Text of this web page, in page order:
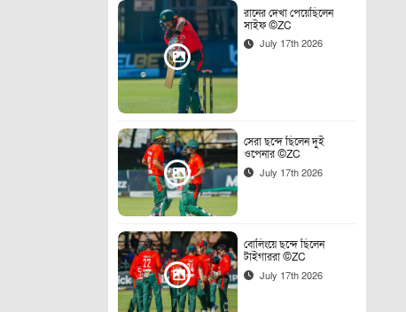
রানের দেখা পেয়েছিলেন
সাইফ ©ZC
July 17th 2026
সেরা ছন্দে ছিলেন দুই
ওপেনার ©ZC
July 17th 2026
বোলিংয়ে ছন্দে ছিলেন
টাইগাররা ©ZC
July 17th 2026